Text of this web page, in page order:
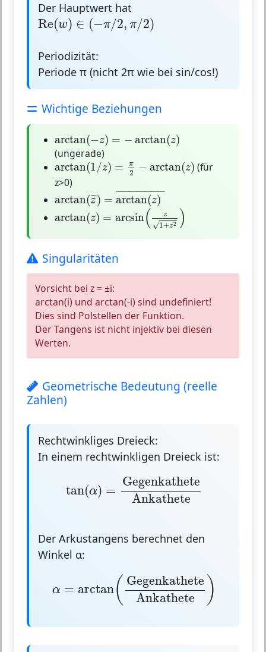
Der Hauptwert hat
Re(w) ∈ (−π/2, π/2)
Re(w)∈(−π/2,π/2)
Periodizität:
Periode π (nicht 2π wie bei sin/cos!)
Wichtige Beziehungen
arctan(−z) = − arctan(z)
arctan( z) arctan(z)
(ungerade)
arctan(1/z) = π
2 − arctan(z)
arctan(1/z) 2− arctan(z)
(für
z>0)
arctan(¯¯
z) = ¯¯¯¯¯¯¯¯¯¯¯¯¯¯¯¯¯¯¯¯¯¯
arctan(z)
arctan ( z arctan(z)¯
arctan(z) = arcsin( z
√1+z2 )
arctan(z) arcsin(z1+
Singularitäten
Vorsicht bei z = ±i:
arctan(i) und arctan(-i) sind undefiniert!
Dies sind Polstellen der Funktion.
Der Tangens ist nicht injektiv bei diesen
Werten.
Geometrische Bedeutung (reelle
Zahlen)
Rechtwinkliges Dreieck:
In einem rechtwinkligen Dreieck ist:
tan(α) =
Gegenkathete
Ankathete
GegenkatheteAnkathete
Der Arkustangens berechnet den
Winkel α:
α = arctan( Gegenkathete
Ankathete
)
GegenkatheteAnkathete